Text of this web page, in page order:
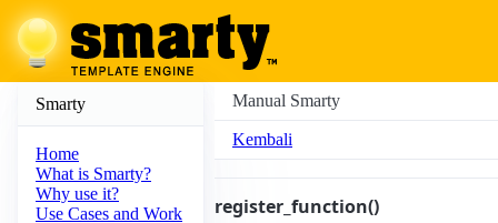
Smarty
Home
What is Smarty?
Why use it?
Use Cases and Work
Manual Smarty
Kembali
register_function()